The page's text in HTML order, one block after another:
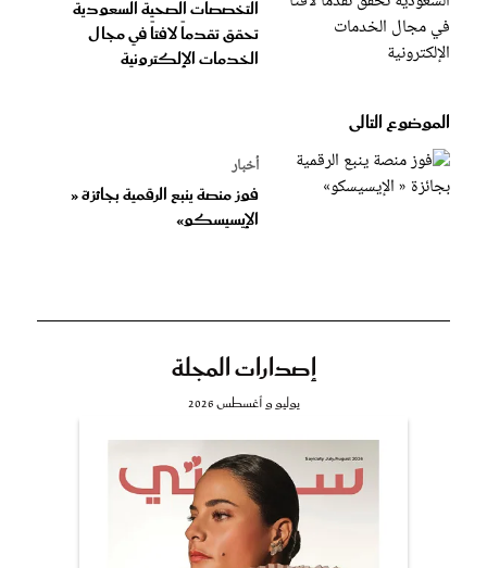
التخصصات الصحية السعودية
تحقق تقدماً لافتاً في مجال
الخدمات الإلكترونية
الموضوع التالى
أخبار
فوز منصة ينبع الرقمية بجائزة «
الإيسيسكو»
إصدارات المجلة
يوليو و أغسطس 2026